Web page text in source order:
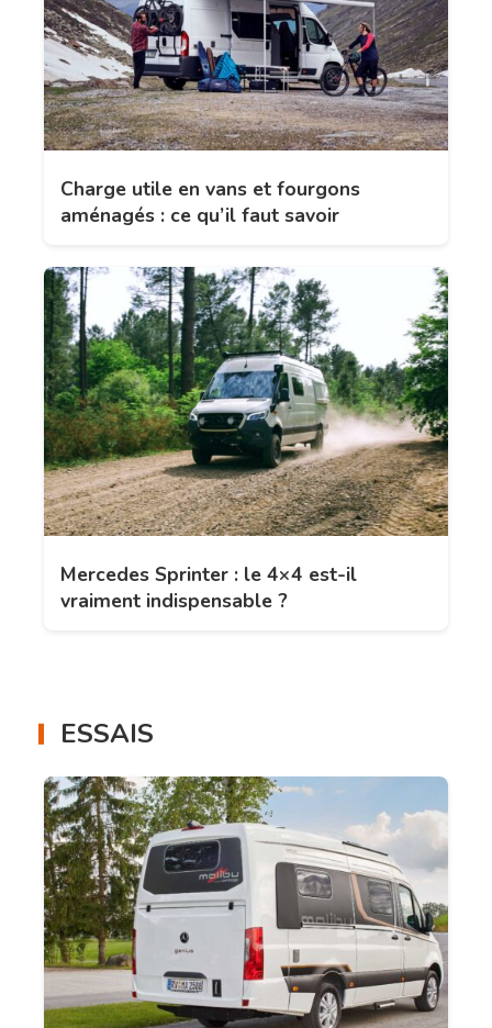
Charge utile en vans et fourgons
aménagés : ce qu’il faut savoir
Mercedes Sprinter : le 4×4 est-il
vraiment indispensable ?
ESSAIS